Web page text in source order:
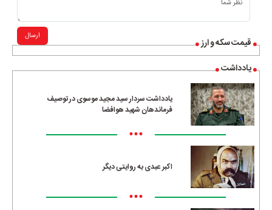
قیمت سکه و ارز
یادداشت
یادداشت سردار سید مجید موسوی در توصیف
فرماندهان شهید هوافضا
•••
اکبر عبدی به روایتی دیگر
•••
ارسال